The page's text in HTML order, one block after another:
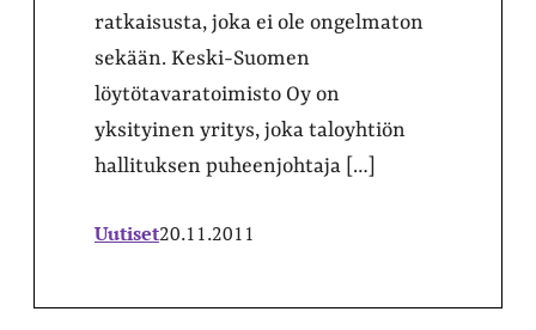
ratkaisusta, joka ei ole ongelmaton
sekään. Keski-Suomen
löytötavaratoimisto Oy on
yksityinen yritys, joka taloyhtiön
hallituksen puheenjohtaja […]
Uutiset20.11.2011